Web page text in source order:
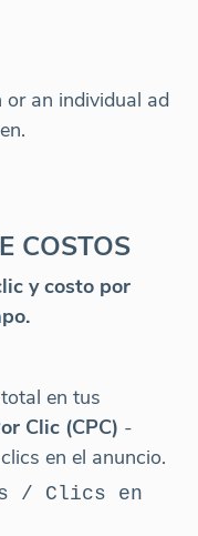
or an individual ad
COSTOS
y costo por
en tus
Clic (CPC) -
en el anuncio.
/ Clics en